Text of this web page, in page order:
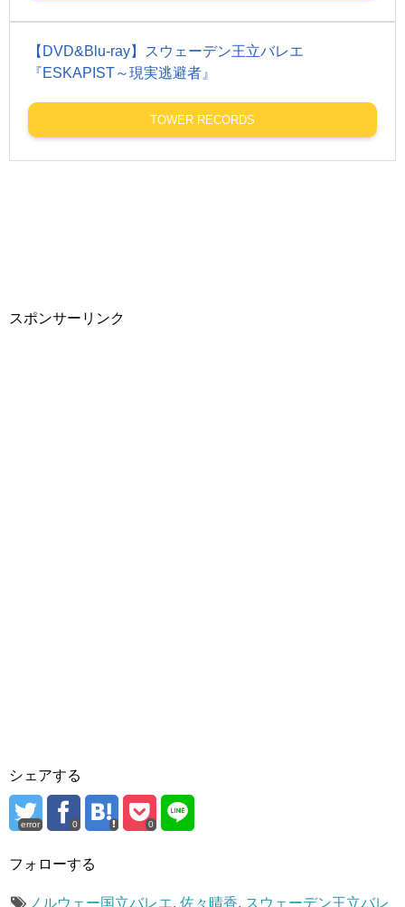
【DVD&Blu-ray】スウェーデン王立バレエ
『ESKAPIST～現実逃避者』
TOWER RECORDS
スポンサーリンク
シェアする
error 0 0
フォローする
ノルウェー国立バレエ, 佐々晴香, スウェーデン王立バレ